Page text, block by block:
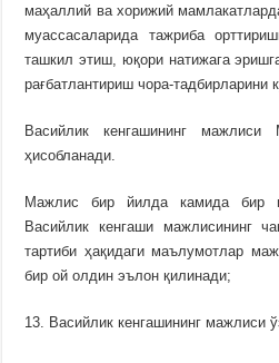
маҳаллий ва хорижий
муассасаларида тажриба
ташкил этиш, юқори натижага
рағбатлантириш чора-тадбирларини
Васийлик кенгашининг мажлиси
ҳисобланади.
Мажлис бир йилда камида бир
Васийлик кенгаши мажлисининг
тартиби ҳақидаги маълумотлар
бир ой олдин эълон қилинади;
13. Васийлик кенгашининг мажлиси